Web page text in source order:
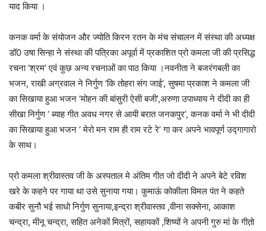
याद किया ।
कनक वर्मा के संयोजन और ज्योति किरन‌ रतन के मंच संचालन में संस्था की अध्यक्ष
डॉ0 उषा सिन्हा ने संस्था की पत्रिका अपूर्वा में प्रकाशित प्रो कमला जी की प्रसिद्ध
रचना ‘श्रम’ एवं कुछ अन्य रचनाओं का पाठ किया ।नवनीता ने बजरंगबली का
भजन, राखी अग्रवाल ने निर्गुण ‘कि तोहरा संग जाई’, सुषमा प्रकाश ने कमला जी
का सिखाया हुआ भजन ‘मोहन की बांसुरी ऐसी बजी’,अरुणा उपाध्याय ने दीदी का ही
सीखा निर्गुण ‘ ब्याह गीत अवध नगर से आयी बरात जनकपुर’, कनक वर्मा ने भी दीदी
का सिखाया हुआ भजन ‘ मेरो मन राम ही राम रटे रे’ गा कर अपने भावपूर्ण उद्गागारो
के साथ।
प्रो कमला श्रीवास्तव जी के अस्पताल मे अंतिम गीत जो दीदी ने अपने बेटे रविश
खरे के कहने पर गाया था उसे सुनाया गया। कुमाऊं कोकीला विमल पंत ने कहते
कबीर सुनौ भई साधो निर्गुण सुनाया,इन्द्रा श्रीवास्तव ,वीना सक्सेना, आकाश
चन्द्रा, मीनू चन्द्रा, सहित अनेकों मित्रों, सहायकों ,शिष्यों ने अपनी गुरु मां के गीत़ो